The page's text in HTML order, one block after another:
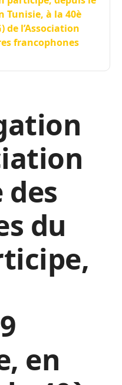
Tunisie, à la 40è
de l’Association
francophones
du
en